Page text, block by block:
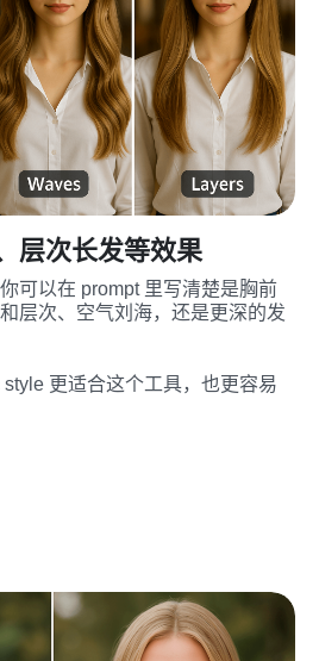
层次长发等效果
可以在 prompt 里写清楚是胸前
层次、空气刘海，还是更深的发
更适合这个工具，也更容易